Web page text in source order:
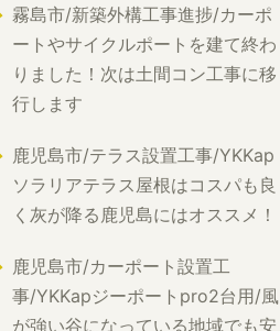
霧島市/新築外構工事進捗/カーポ
ートやサイクルポートを建て終わ
りました！次は土間コン工事に移
行します
鹿児島市/テラス設置工事/YKKap
ソラリアテラス屋根はコスパも良
く灰が降る鹿児島にはオススメ！
鹿児島市/カーポート設置工
事/YKKapジーポートpro2台用/風
が強い谷になっている地域でも安